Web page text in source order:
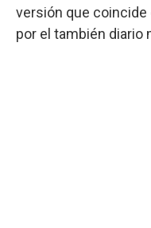
versión que
por el también diario